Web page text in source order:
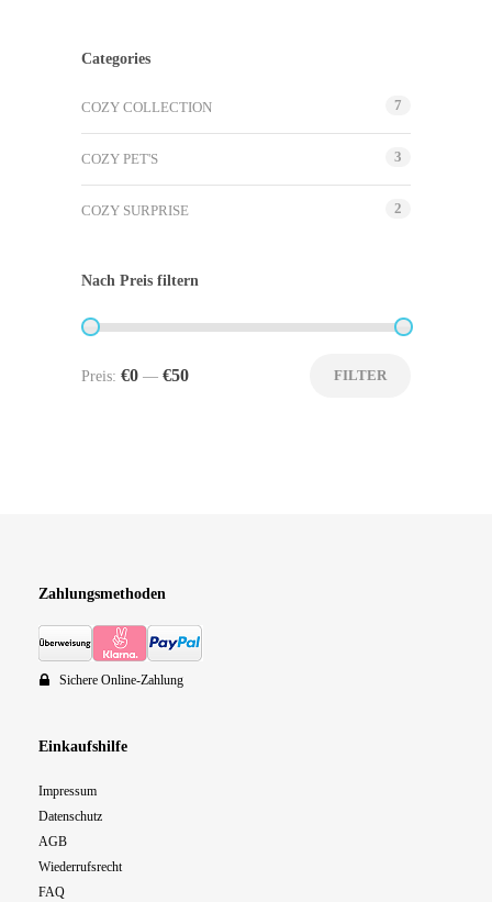
Categories
COZY COLLECTION 7
COZY PET'S 3
COZY SURPRISE 2
Nach Preis filtern
FILTER
Preis: €0 — €50
Zahlungsmethoden
Sichere Online-Zahlung
Einkaufshilfe
Impressum
Datenschutz
AGB
Wiederrufsrecht
FAQ